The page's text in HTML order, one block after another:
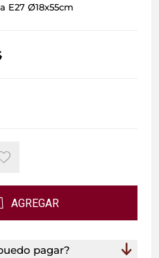
E27 Ø18x55cm
AGREGAR
pagar?